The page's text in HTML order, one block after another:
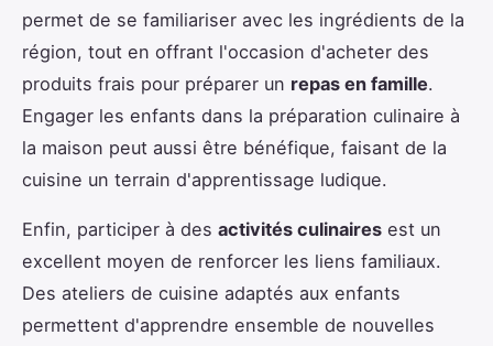
permet de se familiariser avec les ingrédients de la
région, tout en offrant l'occasion d'acheter des
produits frais pour préparer un repas en famille.
Engager les enfants dans la préparation culinaire à
la maison peut aussi être bénéfique, faisant de la
cuisine un terrain d'apprentissage ludique.
Enfin, participer à des activités culinaires est un
excellent moyen de renforcer les liens familiaux.
Des ateliers de cuisine adaptés aux enfants
permettent d'apprendre ensemble de nouvelles